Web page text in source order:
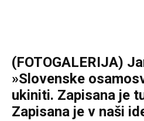
(FOTOGALERIJA)
»Slovenske
ukiniti. Zapisana je
Zapisana je v naši